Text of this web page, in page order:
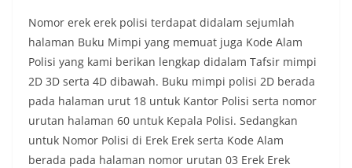
Nomor erek erek polisi terdapat didalam sejumlah
halaman Buku Mimpi yang memuat juga Kode Alam
Polisi yang kami berikan lengkap didalam Tafsir mimpi
2D 3D serta 4D dibawah. Buku mimpi polisi 2D berada
pada halaman urut 18 untuk Kantor Polisi serta nomor
urutan halaman 60 untuk Kepala Polisi. Sedangkan
untuk Nomor Polisi di Erek Erek serta Kode Alam
berada pada halaman nomor urutan 03 Erek Erek